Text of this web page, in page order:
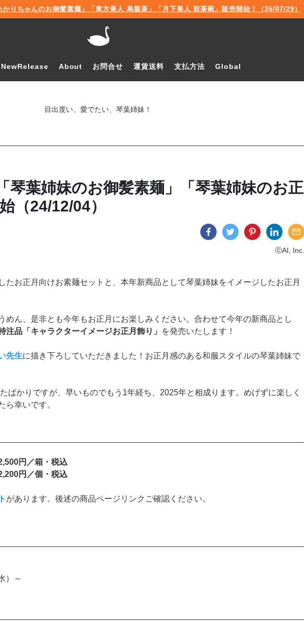
りちゃんのお御髪素麺」「東方美人 烏龍茶」「月下美人 煎茶碗」販売開始！（26/07/29）
NewRelease About お問合せ 運賃送料 支払方法 Global
目出度い、愛でたい、琴葉姉妹！
琴葉姉妹のお御髪素麺」「琴葉姉妹のお正
（24/12/04）
ⓒAI, Inc.
たお正月向けお素麺セットと、本年新商品として琴葉姉妹をイメージしたお正月
めん、是非とも今年もお正月にお楽しみください。合わせて今年の新商品とし
注品「キャラクターイメージお正月飾り」 を発売いたします！
先生に描き下ろしていただきました！お正月感のある和服スタイルの琴葉姉妹で
ばかりですが、早いものでもう1年経ち、2025年と相成ります。めげずに楽しく
ら幸いです。
円／箱・税込
円／個・税込
があります。後述の商品ページリンクご確認ください。
）～